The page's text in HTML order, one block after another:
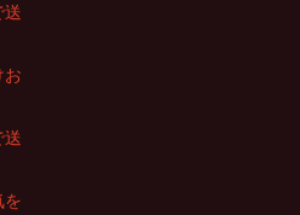
送
お
送
を